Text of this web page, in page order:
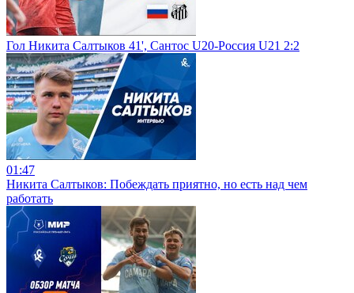
Гол Никита Салтыков 41', Сантос U20-Россия U21 2:2
01:47
Никита Салтыков: Побеждать приятно, но есть над чем
работать